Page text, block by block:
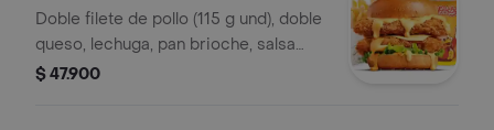
Ranch
Doble filete de pollo (115 g und), doble
queso, lechuga, pan brioche, salsa
Thai ranch, francesa mediana (60 g) y
$ 47.900